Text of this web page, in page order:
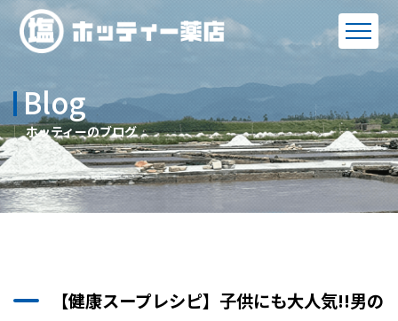
Blog
ホッティーのブログ
【健康スープレシピ】子供にも大人気!!男の